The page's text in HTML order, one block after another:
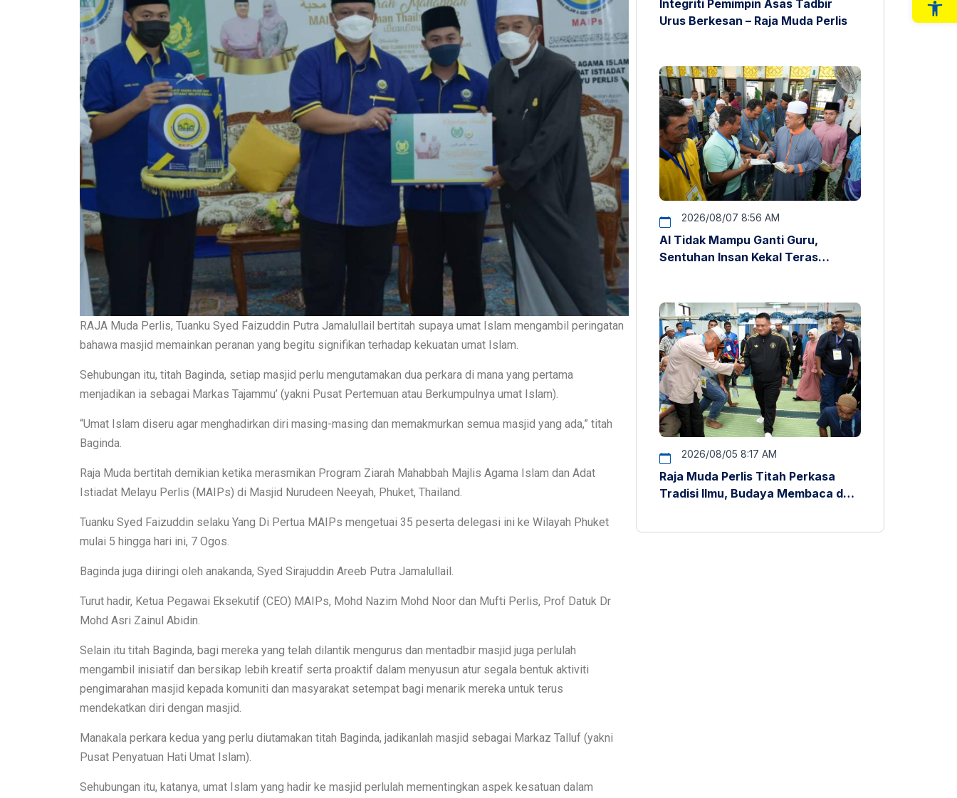
RAJA Muda Perlis, Tuanku Syed Faizuddin Putra Jamalullail bertitah supaya umat Islam mengambil peringatan
bahawa masjid memainkan peranan yang begitu signifikan terhadap kekuatan umat Islam.
Sehubungan itu, titah Baginda, setiap masjid perlu mengutamakan dua perkara di mana yang pertama
menjadikan ia sebagai Markas Tajammu’ (yakni Pusat Pertemuan atau Berkumpulnya umat Islam).
“Umat Islam diseru agar menghadirkan diri masing-masing dan memakmurkan semua masjid yang ada,” titah
Baginda.
Raja Muda bertitah demikian ketika merasmikan Program Ziarah Mahabbah Majlis Agama Islam dan Adat
Istiadat Melayu Perlis (MAIPs) di Masjid Nurudeen Neeyah, Phuket, Thailand.
Tuanku Syed Faizuddin selaku Yang Di Pertua MAIPs mengetuai 35 peserta delegasi ini ke Wilayah Phuket
mulai 5 hingga hari ini, 7 Ogos.
Baginda juga diiringi oleh anakanda, Syed Sirajuddin Areeb Putra Jamalullail.
Turut hadir, Ketua Pegawai Eksekutif (CEO) MAIPs, Mohd Nazim Mohd Noor dan Mufti Perlis, Prof Datuk Dr
Mohd Asri Zainul Abidin.
Selain itu titah Baginda, bagi mereka yang telah dilantik mengurus dan mentadbir masjid juga perlulah
mengambil inisiatif dan bersikap lebih kreatif serta proaktif dalam menyusun atur segala bentuk aktiviti
pengimarahan masjid kepada komuniti dan masyarakat setempat bagi menarik mereka untuk terus
mendekatkan diri dengan masjid.
Manakala perkara kedua yang perlu diutamakan titah Baginda, jadikanlah masjid sebagai Markaz Talluf (yakni
Pusat Penyatuan Hati Umat Islam).
Sehubungan itu, katanya, umat Islam yang hadir ke masjid perlulah mementingkan aspek kesatuan dalam
Integriti Pemimpin Asas Tadbir
Urus Berkesan – Raja Muda Perlis
2026/08/07 8:56 AM
AI Tidak Mampu Ganti Guru,
Sentuhan Insan Kekal Teras
2026/08/05 8:17 AM
Raja Muda Perlis Titah Perkasa
Tradisi Ilmu, Budaya Membaca dan